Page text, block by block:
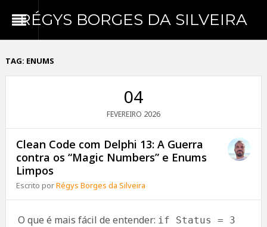
RÉGYS BORGES DA SILVEIRA
TAG: ENUMS
04
FEVEREIRO 2026
Clean Code com Delphi 13: A Guerra
contra os “Magic Numbers” e Enums
Limpos
Escrito porRégys Borges da Silveira
O que é mais fácil de entender: if Status = 3